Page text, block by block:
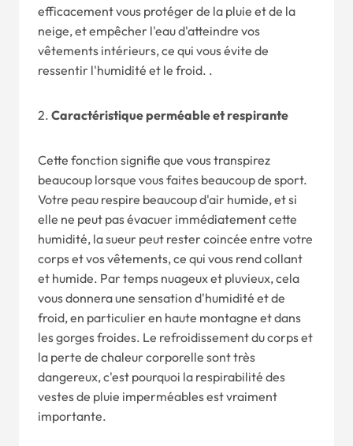
efficacement vous protéger de la pluie et de la
neige, et empêcher l'eau d'atteindre vos
vêtements intérieurs, ce qui vous évite de
ressentir l'humidité et le froid. .
2. Caractéristique perméable et respirante
Cette fonction signifie que vous transpirez
beaucoup lorsque vous faites beaucoup de sport.
Votre peau respire beaucoup d'air humide, et si
elle ne peut pas évacuer immédiatement cette
humidité, la sueur peut rester coincée entre votre
corps et vos vêtements, ce qui vous rend collant
et humide. Par temps nuageux et pluvieux, cela
vous donnera une sensation d'humidité et de
froid, en particulier en haute montagne et dans
les gorges froides. Le refroidissement du corps et
la perte de chaleur corporelle sont très
dangereux, c'est pourquoi la respirabilité des
vestes de pluie imperméables est vraiment
importante.